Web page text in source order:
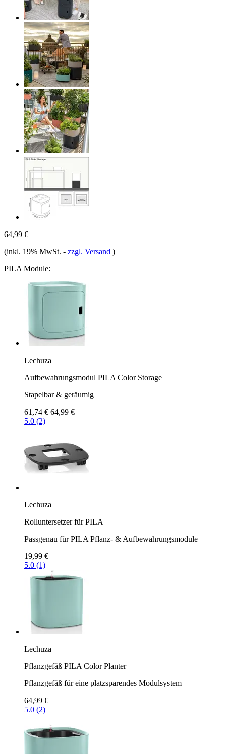
64,99 €
(inkl. 19% MwSt. - zzgl. Versand )
PILA Module:
Lechuza
Aufbewahrungsmodul PILA Color Storage
Stapelbar & geräumig
61,74 € 64,99 €
5.0 (2)
Lechuza
Rolluntersetzer für PILA
Passgenau für PILA Pflanz- & Aufbewahrungsmodule
19,99 €
5.0 (1)
Lechuza
Pflanzgefäß PILA Color Planter
Pflanzgefäß für eine platzsparendes Modulsystem
64,99 €
5.0 (2)